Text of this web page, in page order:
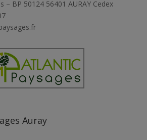
– BP 50124 56401 AURAY Cedex
Auray